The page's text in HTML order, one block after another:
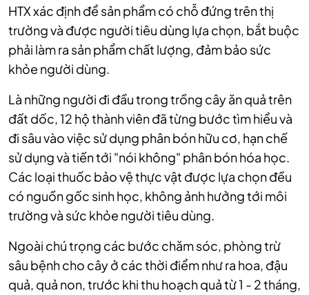
HTX xác định để sản phẩm có chỗ đứng trên thị
trường và được người tiêu dùng lựa chọn, bắt buộc
phải làm ra sản phẩm chất lượng, đảm bảo sức
khỏe người dùng.
Là những người đi đầu trong trồng cây ăn quả trên
đất dốc, 12 hộ thành viên đã từng bước tìm hiểu và
đi sâu vào việc sử dụng phân bón hữu cơ, hạn chế
sử dụngvà tiến tới "nói không" phân bón hóa học.
Các loại thuốc bảo vệ thực vật được lựa chọn đều
có nguồn gốc sinh học, không ảnh hưởng tới môi
trường và sức khỏe người tiêu dùng.
Ngoài chú trọng các bước chăm sóc, phòng trừ
sâu bệnh cho cây ở các thời điểm như ra hoa, đậu
quả, quả non, trước khi thu hoạch quả từ 1 - 2 tháng,